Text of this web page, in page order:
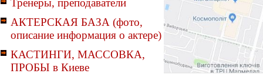
Тренеры, преподаватели
АКТЕРСКАЯ БАЗА (фото,
описание информация о актере)
КАСТИНГИ, МАССОВКА,
ПРОБЫ в Киеве